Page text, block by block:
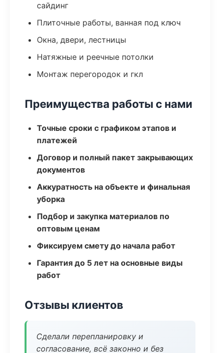
сайдинг
Плиточные работы, ванная под ключ
Окна, двери, лестницы
Натяжные и реечные потолки
Монтаж перегородок и гкл
Преимущества работы с нами
Точные сроки с графиком этапов и
платежей
Договор и полный пакет закрывающих
документов
Аккуратность на объекте и финальная
уборка
Подбор и закупка материалов по
оптовым ценам
Фиксируем смету до начала работ
Гарантия до 5 лет на основные виды
работ
Отзывы клиентов
Сделали перепланировку и
согласование, всё законно и без